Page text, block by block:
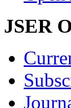
JSER